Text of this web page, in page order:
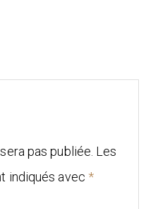
pas publiée. Les
indiqués avec *